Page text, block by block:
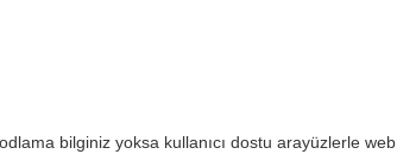
bilginiz yoksa kullanıcı dostu arayüzlerle web